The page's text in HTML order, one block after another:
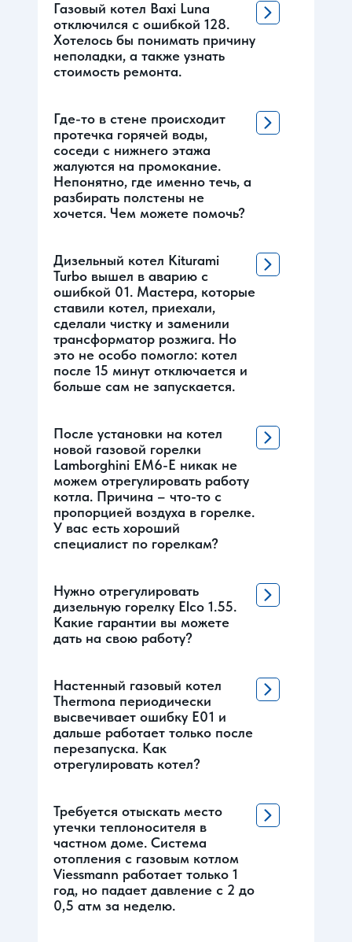
Газовый котел Baxi Luna
отключился с ошибкой 128.
Хотелось бы понимать причину
неполадки, а также узнать
стоимость ремонта.
Где-то в стене происходит
протечка горячей воды,
соседи с нижнего этажа
жалуются на промокание.
Непонятно, где именно течь, а
разбирать полстены не
хочется. Чем можете помочь?
Дизельный котел Kiturami
Turbo вышел в аварию с
ошибкой 01. Мастера, которые
ставили котел, приехали,
сделали чистку и заменили
трансформатор розжига. Но
это не особо помогло: котел
после 15 минут отключается и
больше сам не запускается.
После установки на котел
новой газовой горелки
Lamborghini ЕМ6-Е никак не
можем отрегулировать работу
котла. Причина – что-то с
пропорцией воздуха в горелке.
У вас есть хороший
специалист по горелкам?
Нужно отрегулировать
дизельную горелку Elco 1.55.
Какие гарантии вы можете
дать на свою работу?
Настенный газовый котел
Thermona периодически
высвечивает ошибку Е01 и
дальше работает только после
перезапуска. Как
отрегулировать котел?
Требуется отыскать место
утечки теплоносителя в
частном доме. Система
отопления с газовым котлом
Viessmann работает только 1
год, но падает давление с 2 до
0,5 атм за неделю.